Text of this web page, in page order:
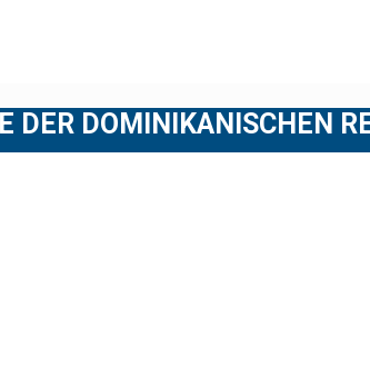
DER DOMINIKANISCHEN